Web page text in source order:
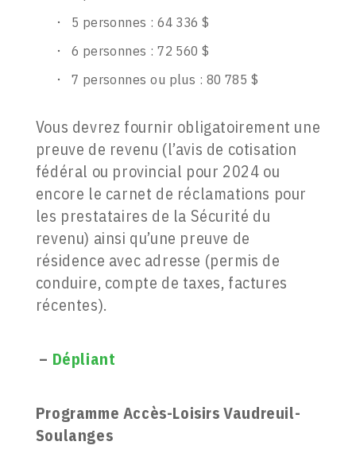
5 personnes : 64 336 $
6 personnes : 72 560 $
7 personnes ou plus : 80 785 $
Vous devrez fournir obligatoirement une
preuve de revenu (l’avis de cotisation
fédéral ou provincial pour 2024 ou
encore le carnet de réclamations pour
les prestataires de la Sécurité du
revenu) ainsi qu’une preuve de
résidence avec adresse (permis de
conduire, compte de taxes, factures
récentes).
– Dépliant
Programme Accès-Loisirs Vaudreuil-
Soulanges